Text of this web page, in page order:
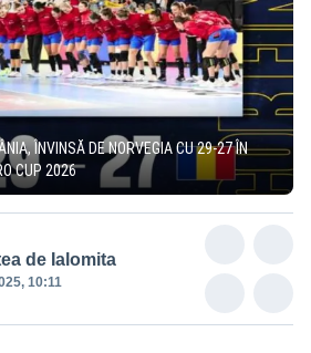
ÎNVINSĂ DE NORVEGIA CU 29-27 ÎN
CUP 2026
de Ialomita
10:11